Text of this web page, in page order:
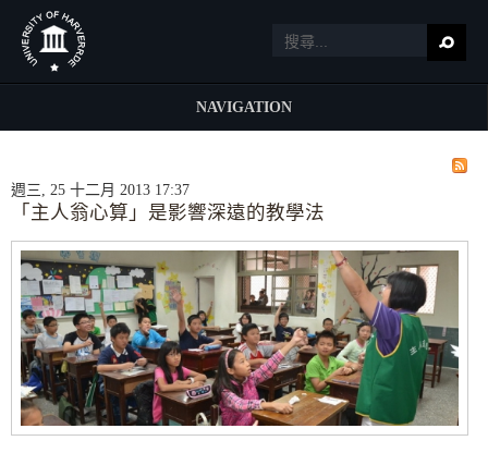
NAVIGATION
週三, 25 十二月 2013 17:37
「主人翁心算」是影響深遠的教學法